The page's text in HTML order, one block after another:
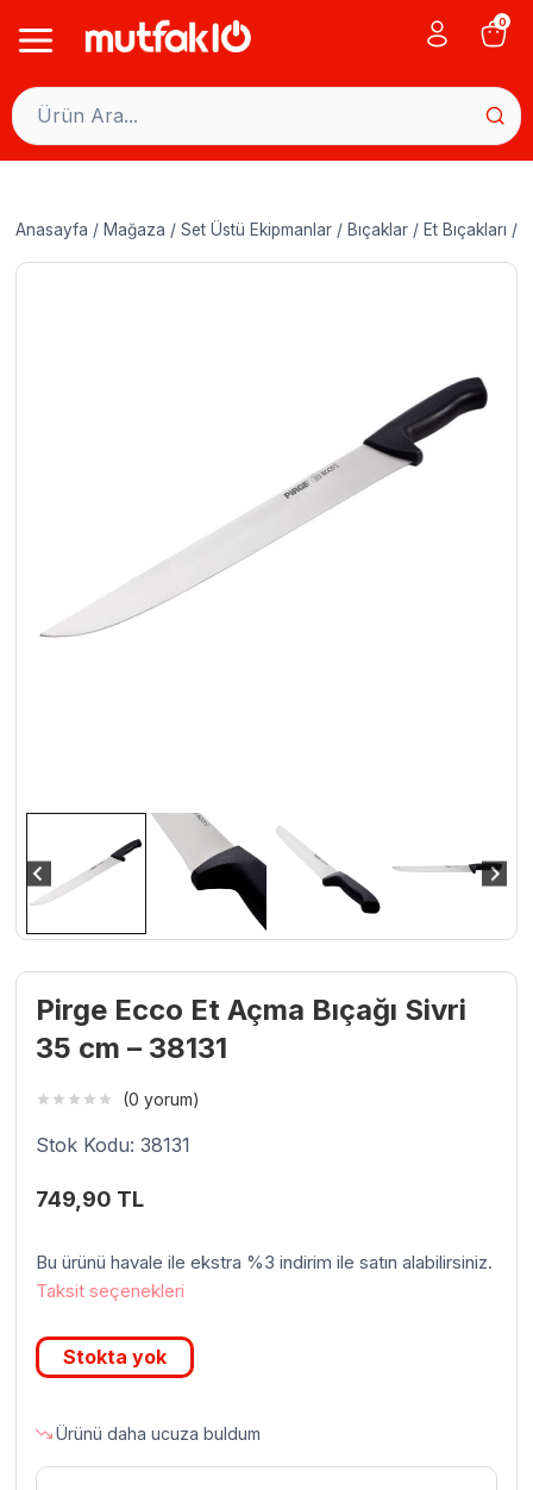
0
Anasayfa / Mağaza / Set Üstü Ekipmanlar / Bıçaklar / Et Bıçakları /
Pirge Ecco Et Açma Bıçağı Sivri
35 cm – 38131
(0 yorum)
Stok Kodu: 38131
749,90 TL
Bu ürünü havale ile ekstra %3 indirim ile satın alabilirsiniz.
Taksit seçenekleri
Stokta yok
Ürünü daha ucuza buldum